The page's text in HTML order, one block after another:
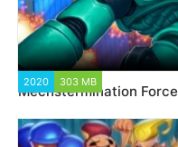
2020 303 MB
Mechstermination Force